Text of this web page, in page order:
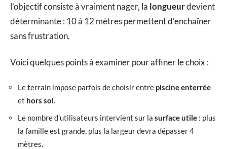
l’objectif consiste à vraiment nager, la longueurdevient
déterminante : 10 à 12 mètres permettent d’enchaîner
sans frustration.
Voici quelques points à examiner pour affiner le choix :
Le terrain impose parfois de choisir entre piscine enterrée
et hors sol.
Le nombre d’utilisateurs intervient sur la surface utile : plus
la famille est grande, plus la largeur devra dépasser 4
mètres.